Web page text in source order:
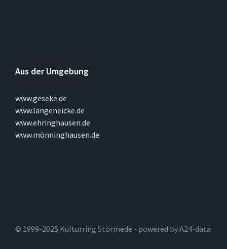
Aus der Umgebung
www.geseke.de
www.langeneicke.de
www.ehringhausen.de
www.mönninghausen.de
© 1999-2025 Kulturring Störmede - powered by A24-data